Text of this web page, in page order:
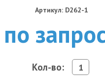
Артикул: D262-1
по
Кол-во: